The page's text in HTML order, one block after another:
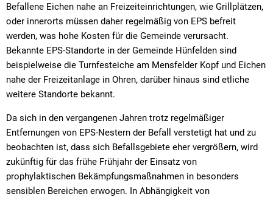
Befallene Eichen nahe an Freizeiteinrichtungen, wie Grillplätzen,
oder innerorts müssen daher regelmäßig von EPS befreit
werden, was hohe Kosten für die Gemeinde verursacht.
Bekannte EPS-Standorte in der Gemeinde Hünfelden sind
beispielweise die Turnfesteiche am Mensfelder Kopf und Eichen
nahe der Freizeitanlage in Ohren, darüber hinaus sind etliche
weitere Standorte bekannt.
Da sich in den vergangenen Jahren trotz regelmäßiger
Entfernungen von EPS-Nestern der Befall verstetigt hat und zu
beobachten ist, dass sich Befallsgebiete eher vergrößern, wird
zukünftig für das frühe Frühjahr der Einsatz von
prophylaktischen Bekämpfungsmaßnahmen in besonders
sensiblen Bereichen erwogen. In Abhängigkeit von